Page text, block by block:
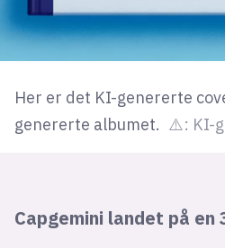
Her er det KI-genererte
genererte albumet. ⚠️: KI-
Capgemini landet på